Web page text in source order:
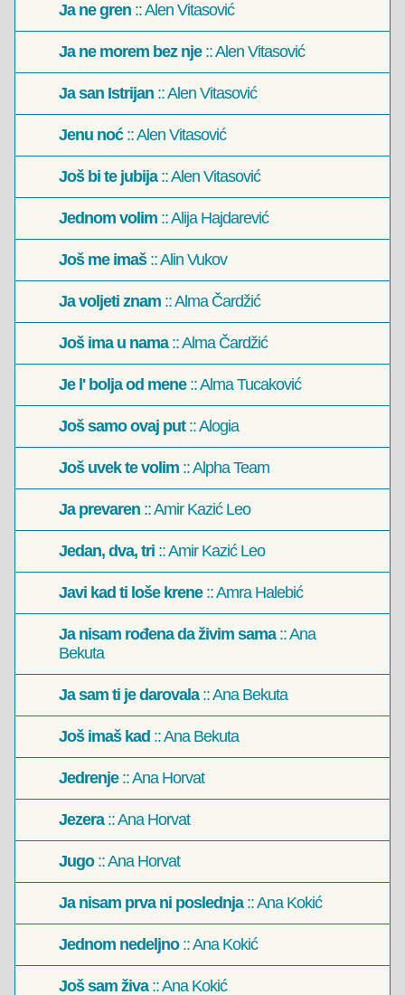
Ja ne gren :: Alen Vitasović
Ja ne morem bez nje:: Alen Vitasović
Ja san Istrijan :: Alen Vitasović
Jenu noć:: Alen Vitasović
Još bi te jubija:: Alen Vitasović
Jednom volim :: Alija Hajdarević
Još me imaš:: Alin Vukov
Ja voljeti znam :: Alma Čardžić
Još ima u nama:: Alma Čardžić
Je l' bolja od mene:: Alma Tucaković
Još samo ovaj put:: Alogia
Još uvek te volim :: Alpha Team
Ja prevaren :: Amir Kazić Leo
Jedan, dva, tri :: Amir Kazić Leo
Javi kad ti loše krene:: Amra Halebić
Ja nisam rođena da živim sama:: Ana
Bekuta
Ja sam ti je darovala:: Ana Bekuta
Još imaš kad :: Ana Bekuta
Jedrenje:: Ana Horvat
Jezera:: Ana Horvat
Jugo:: Ana Horvat
Ja nisam prva ni poslednja:: Ana Kokić
Jednom nedeljno:: Ana Kokić
Još sam živa:: Ana Kokić